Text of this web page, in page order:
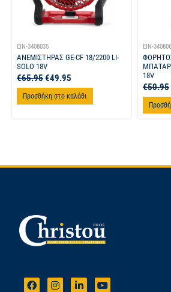
EIN-3408035
ΑΝΕΜΙΣΤΗΡΑΣ GE-CF 18/2200 LI-
SOLO 18V
€65.95€49.95
Προσθήκη στο καλάθι
EIN-
18V
€50.95